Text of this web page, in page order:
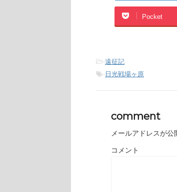
Pocket
-遠征記
- 日光戦場ヶ原
comment
メールアドレスが公
コメント